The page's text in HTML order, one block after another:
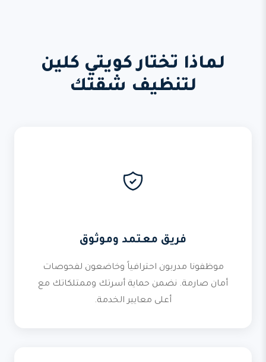
لماذا تختار كويتي كلين
لتنظيف شقتك
فريق معتمد وموثوق
موظفونا مدربون احترافياً وخاضعون لفحوصات
أمان صارمة. نضمن حماية أسرتك وممتلكاتك مع
أعلى معايير الخدمة.